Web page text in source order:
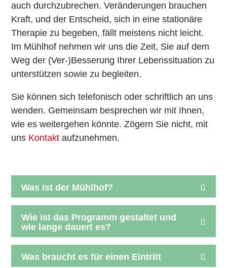
auch durchzubrechen. Veränderungen brauchen
Kraft, und der Entscheid, sich in eine stationäre
Therapie zu begeben, fällt meistens nicht leicht.
Im Mühlhof nehmen wir uns die Zeit, Sie auf dem
Weg der (Ver-)Besserung Ihrer Lebenssituation zu
unterstützen sowie zu begleiten.
Sie können sich telefonisch oder schriftlich an uns
wenden. Gemeinsam besprechen wir mit Ihnen,
wie es weitergehen könnte. Zögern Sie nicht, mit
uns Kontakt aufzunehmen.
Was ist der Mühlhof?
Wie ist das Programm gestaltet und
wie lange dauert es?
Was braucht es für einen Eintritt